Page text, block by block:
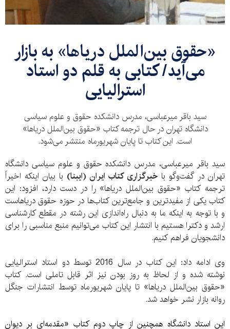
«حقوق بین‌الملل دریاها» به بازار
می‌آید/ کتابی به قلم دو استاد
استرالیایی
سید باقر میرعباسی، مدرس دانشکده حقوق و علوم سیاسی
دانشگاه تهران در حال ترجمه کتاب «حقوق بین‌الملل دریاها»
است. این کتاب تا پایان شهریورماه منتشر می‌شود.
سید باقر میرعباسی، مدرس دانشکده حقوق و علوم سیاسی دانشگاه
تهران در گفت‌وگو با خبرگزاری کتاب ایران (ایبنا) با بیان اینکه اخیراً
ترجمه کتاب «حقوق بین‌الملل دریاها» را در دست دارد، افزود: این
کتاب یکی از مفیدترین و جامع‌ترین کتاب‌ها در حوزه حقوق دریاهاست
و با توجه به اینکه ما به دنبال راه‌اندازی این رشته در مقطع کارشناسی
ارشد و دکترا هستیم با انتشار این کتاب می‌توانیم منبع مناسبی را برای
دانشجویان فراهم کنیم.
وی ادامه داد: این کتاب در سال 2016 توسط دو استاد استرالیایی
نوشته شده و از لحاظ به روز بودن نیز اثر قابل تاملی است. کتاب
«حقوق بین‌الملل دریاها» تا پایان شهریورماه توسط انتشارات جنگل
روانه بازار نشر خواهد شد.
این استاد دانشگاه همچنین از چاپ دوم کتاب «مقدمه‌ای بر دیوان